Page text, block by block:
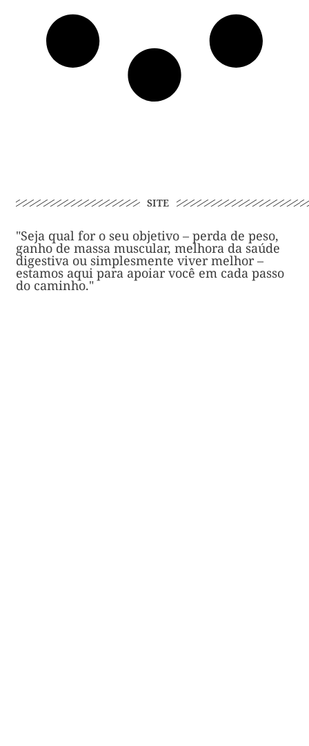
SITE
"Seja qual for o seu objetivo – perda de peso,
ganho de massa muscular, melhora da saúde
digestiva ou simplesmente viver melhor –
estamos aqui para apoiar você em cada passo
do caminho."